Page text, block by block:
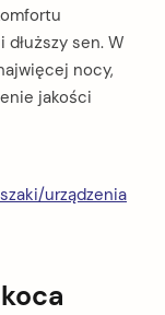
sen. W
nocy,
jakości
urządzenia